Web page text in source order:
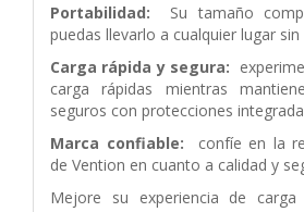
Portabilidad: Su tamaño
puedas llevarlo a cualquier lugar
Carga rápida y segura:
carga rápidas mientras
seguros con protecciones
Marca confiable: confíe en la
de Vention en cuanto a calidad y
Mejore su experiencia de